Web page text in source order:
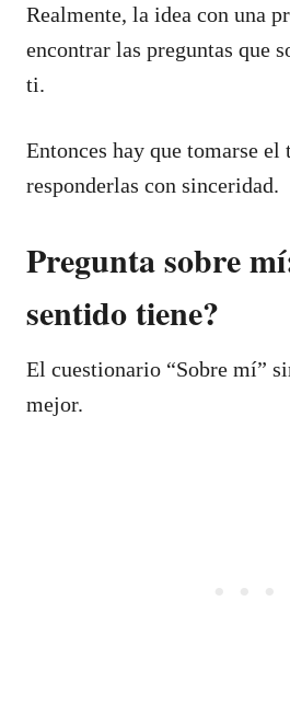
Realmente, la idea con una
encontrar las preguntas que
ti.
Entonces hay que tomarse el
responderlas con sinceridad.
Pregunta sobre
sentido tiene?
El cuestionario “Sobre mí”
mejor.